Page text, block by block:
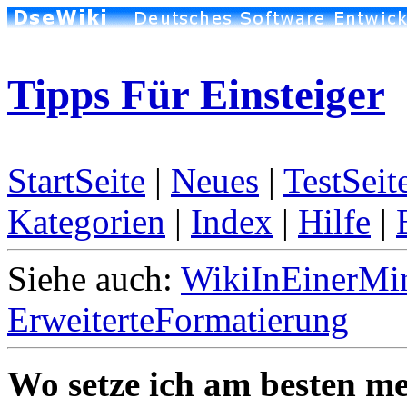
Tipps Für Einsteiger
StartSeite | Neues |
Kategorien | Index | Hilfe |
Siehe auch:
ErweiterteFormatierung
Wo setze ich am besten